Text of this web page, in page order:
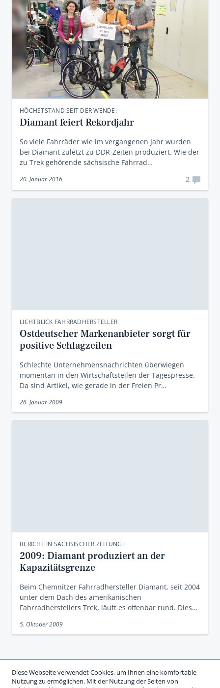
HÖCHSTSTAND SEIT DER WENDE:
Diamant feiert Rekordjahr
So viele Fahrräder wie im vergangenen Jahr wurden
bei Diamant zuletzt zu DDR-Zeiten produziert. Wie der
zu Trek gehörende sächsische Fahrrad…
20. Januar 2016 2
LICHTBLICK FAHRRADHERSTELLER
Ostdeutscher Markenanbieter sorgt für
positive Schlagzeilen
Schlechte Unternehmensnachrichten überwiegen
momentan in den Wirtschaftsteilen der Tagespresse.
Da sind Artikel, wie gerade in der Freien Pr…
26. Januar 2009
BERICHT IN SÄCHSISCHER ZEITUNG:
2009: Diamant produziert an der
Kapazitätsgrenze
Beim Chemnitzer Fahrradhersteller Diamant, seit 2004
unter dem Dach des amerikanischen
Fahrradherstellers Trek, läuft es offenbar rund. Dies…
5. Oktober 2009
Diese Webseite verwendet Cookies, um Ihnen eine komfortable
Nutzung zu ermöglichen. Mit der Nutzung der Seiten von